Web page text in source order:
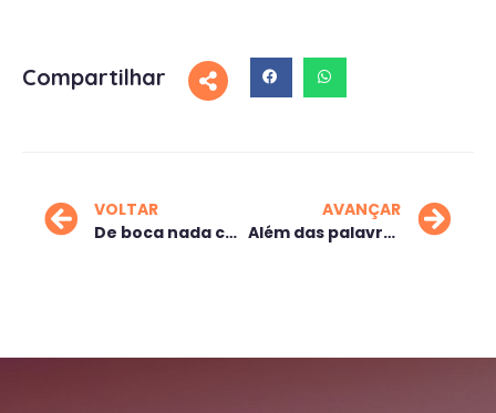
Compartilhar
VOLTAR
De boca nada conquista
AVANÇAR
Além das palavras